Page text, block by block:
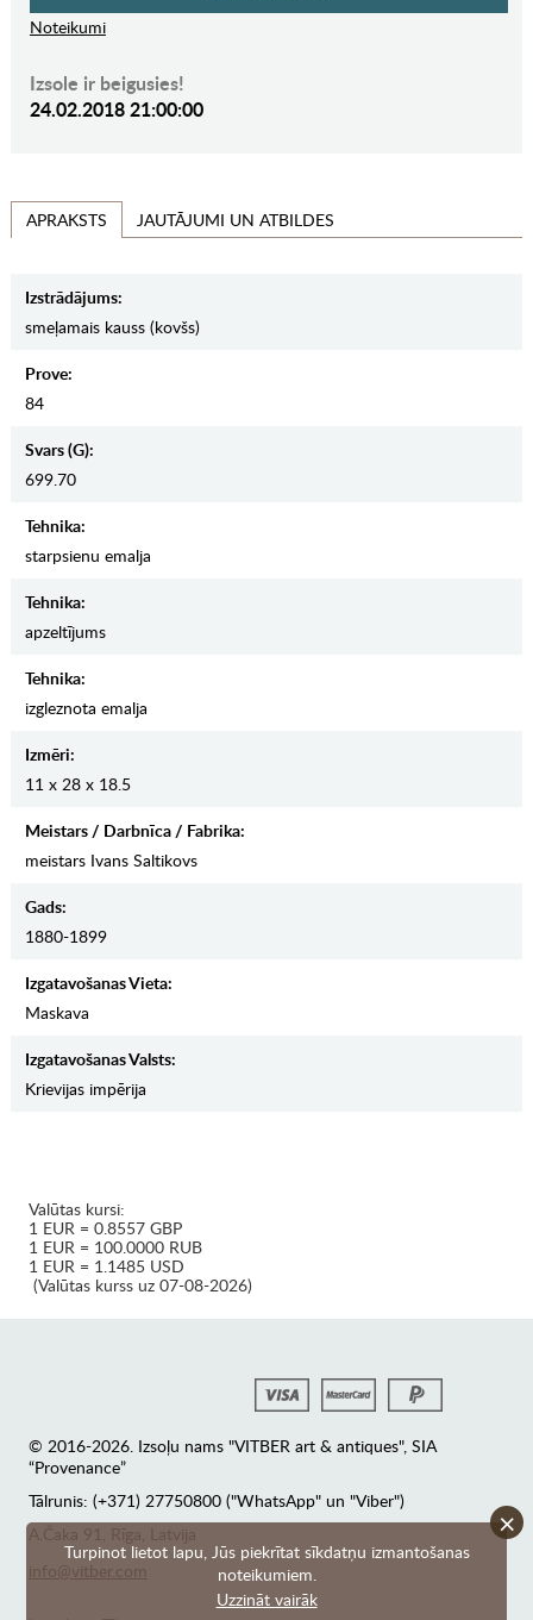
Noteikumi
Izsole ir beigusies!
24.02.2018 21:00:00
APRAKSTS JAUTĀJUMI UN ATBILDES
Izstrādājums:
smeļamais kauss (kovšs)
Prove:
84
Svars (g):
699.70
Tehnika:
starpsienu emalja
Tehnika:
apzeltījums
Tehnika:
izgleznota emalja
Izmēri:
11 x 28 x 18.5
Meistars / Darbnīca / Fabrika:
meistars Ivans Saltikovs
Gads:
1880-1899
Izgatavošanas Vieta:
Maskava
Izgatavošanas Valsts:
Krievijas impērija
Turpinot lietot lapu, Jūs piekrītat sīkdatņu izmantošanas
noteikumiem.
Uzzināt vairāk
×
Valūtas kursi:
1 EUR = 0.8557 GBP
1 EUR = 100.0000 RUB
1 EUR = 1.1485 USD
(Valūtas kurss uz 07-08-2026)
© 2016-2026. Izsoļu nams "VITBER art & antiques", SIA
“Provenance”
Tālrunis: (+371) 27750800 ("WhatsApp" un "Viber")